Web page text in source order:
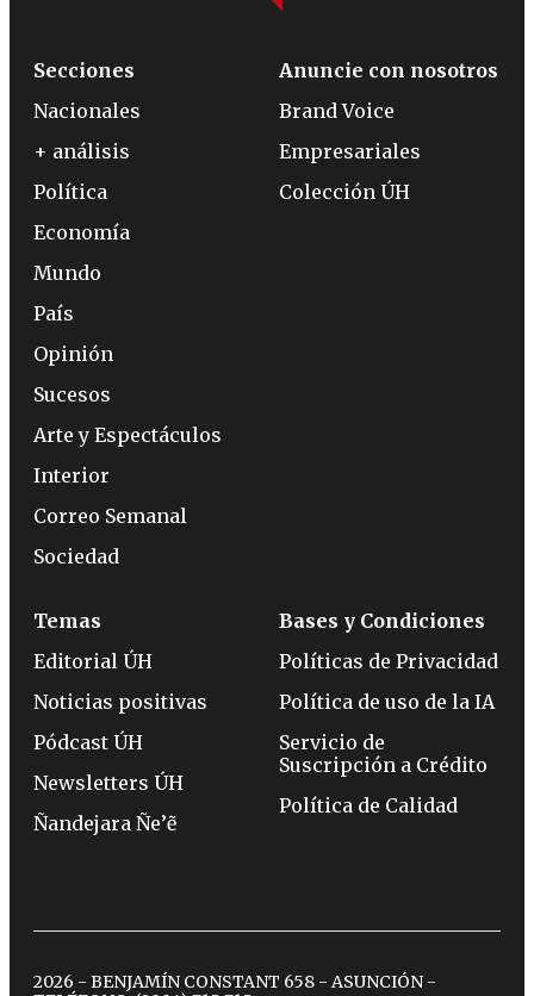
Secciones
Nacionales
+ análisis
Política
Economía
Mundo
País
Opinión
Sucesos
Arte y Espectáculos
Interior
Correo Semanal
Sociedad
Anuncie con nosotros
Brand Voice
Empresariales
Colección ÚH
Temas
Editorial ÚH
Noticias positivas
Pódcast ÚH
Newsletters ÚH
Ñandejara Ñe’ẽ
Bases y Condiciones
Políticas de Privacidad
Política de uso de la IA
Servicio de
Suscripción a Crédito
Política de Calidad
2026 - BENJAMÍN CONSTANT 658 - ASUNCIÓN -